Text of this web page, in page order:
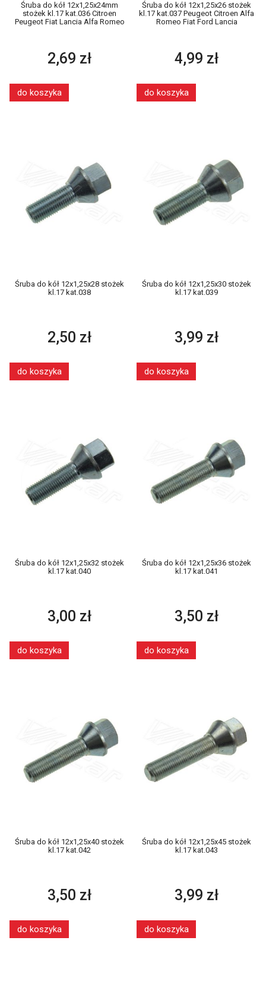
Śruba do kół 12x1,25x24mm
stożek kl.17 kat.036 Citroen
Peugeot Fiat Lancia Alfa Romeo
2,69 zł
do koszyka
Śruba do kół 12x1,25x26 stożek
kl.17 kat.037 Peugeot Citroen Alfa
Romeo Fiat Ford Lancia
4,99 zł
do koszyka
Śruba do kół 12x1,25x28 stożek
kl.17 kat.038
2,50 zł
do koszyka
Śruba do kół 12x1,25x30 stożek
kl.17 kat.039
3,99 zł
do koszyka
Śruba do kół 12x1,25x32 stożek
kl.17 kat.040
3,00 zł
do koszyka
Śruba do kół 12x1,25x36 stożek
kl.17 kat.041
3,50 zł
do koszyka
Śruba do kół 12x1,25x40 stożek
kl.17 kat.042
3,50 zł
do koszyka
Śruba do kół 12x1,25x45 stożek
kl.17 kat.043
3,99 zł
do koszyka